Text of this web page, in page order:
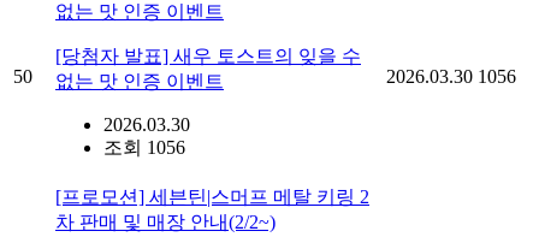
50
없는 맛 인증 이벤트
[당첨자 발표] 새우 토스트의 잊을 수
없는 맛 인증 이벤트
2026.03.30
조회 1056
2026.03.30 1056
[프로모션] 세븐틴|스머프 메탈 키링 2
차 판매 및 매장 안내(2/2~)